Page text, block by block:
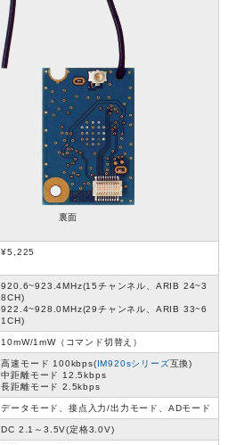
裏面
¥5,225
920.6~923.4MHz(15チャンネル、ARIB 24~3
8CH)
922.4~928.0MHz(29チャンネル、ARIB 33~6
1CH)
10mW/1mW（コマンド切替え）
高速モード 100kbps(IM920sシリーズ互換)
中距離モード 12.5kbps
長距離モード 2.5kbps
データモード、接点入力/出力モード、ADモード
DC 2.1～3.5V(定格3.0V)